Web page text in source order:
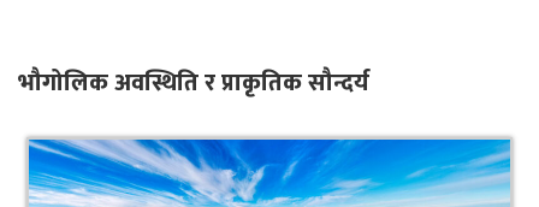
भौगोलिक अवस्थिति र प्राकृतिक सौन्दर्य